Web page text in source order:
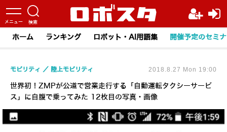
ホーム ランキング ロボット・AI用語集 開催予定のセミ
世界初！ZMPが公道で営業走行する「自動運転タクシーサービ
ス」に自腹で乗ってみた 12枚目の写真・画像
モビリティ 陸上モビリティ 2018.8.27 Mon 19:00